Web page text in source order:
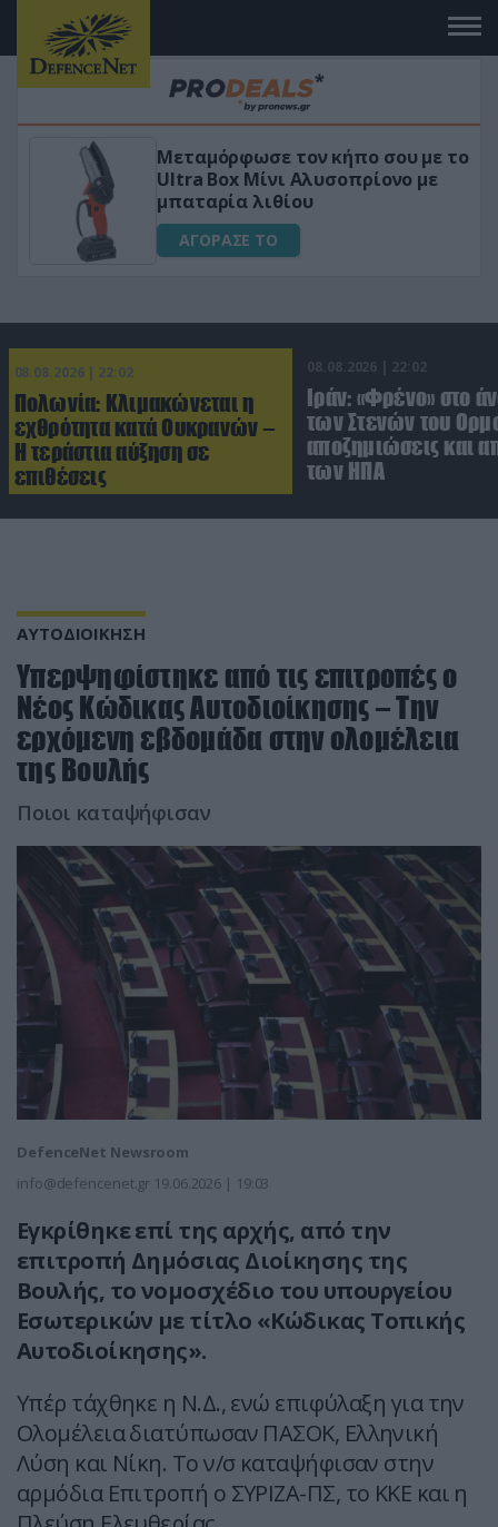
«Μαγική» φόρμουλα τριβόλι + VIP
για αύξηση της λίμπιντο
ΑΓΟΡΑΣΕ ΤΟ
08.08.2026 | 22:02
Πολωνία: Κλιμακώνεται η
εχθρότητα κατά Ουκρανών –
Η τεράστια αύξηση σε
επιθέσεις
08.08.2026 | 22:02
Ιράν: «Φρένο» στο
των Στενών του
αποζημιώσεις και
των ΗΠΑ
ΑΥΤΟΔΙΟΙΚΗΣΗ
Υπερψηφίστηκε από τις επιτροπές ο
Νέος Κώδικας Αυτοδιοίκησης – Την
ερχόμενη εβδομάδα στην ολομέλεια
της Βουλής
Ποιοι καταψήφισαν
DefenceNet Newsroom
info@defencenet.gr 19.06.2026 | 19:03
Εγκρίθηκε επί της αρχής, από την
επιτροπή Δημόσιας Διοίκησης της
Βουλής, το νομοσχέδιο του υπουργείου
Εσωτερικών με τίτλο «Κώδικας Τοπικής
Αυτοδιοίκησης».
Υπέρ τάχθηκε η Ν.Δ., ενώ επιφύλαξη για την
Ολομέλεια διατύπωσαν ΠΑΣΟΚ, Ελληνική
Λύση και Νίκη. Το ν/σ καταψήφισαν στην
αρμόδια Επιτροπή ο ΣΥΡΙΖΑ-ΠΣ, το ΚΚΕ και η